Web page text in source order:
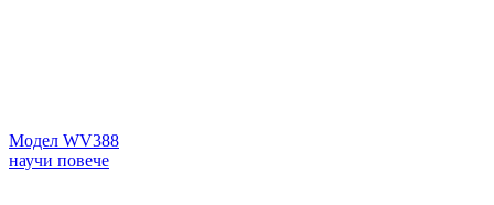
Модел WV388
научи повече